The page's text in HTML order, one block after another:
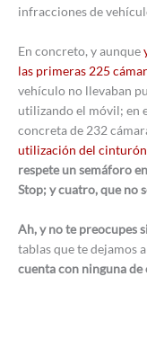
infracciones de
En concreto, y aunque
las primeras 225
vehículo no llevaban
utilizando el móvil; en
concreta de 232
utilización del cinturón
respete un semáforo
Stop; y cuatro, que no
Ah, y no te preocupes
tablas que te dejamos
cuenta con ninguna de